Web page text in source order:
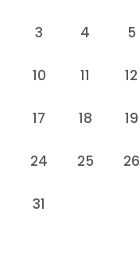
3 4 5
10 11 12
17 18 19
24 25 26
31